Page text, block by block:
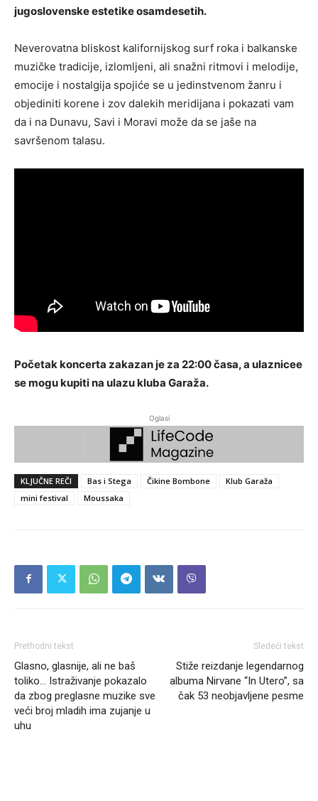
jugoslovenske estetike osamdesetih.
Neverovatna bliskost kalifornijskog surf roka i balkanske
muzičke tradicije, izlomljeni, ali snažni ritmovi i melodije,
emocije i nostalgija spojiće se u jedinstvenom žanru i
objediniti korene i zov dalekih meridijana i pokazati vam
da i na Dunavu, Savi i Moravi može da se jaše na
savršenom talasu.
Početak koncerta zakazan je za 22:00 časa, a ulaznicee
se mogu kupiti na ulazu kluba Garaža.
Oglasi
KLJUČNE REČI Bas i Stega Čikine Bombone
Klub Garaža
mini festival
Moussaka
Prethodni tekst
Glasno, glasnije, ali ne baš
toliko… Istraživanje pokazalo
da zbog preglasne muzike sve
veći broj mladih ima zujanje u
uhu
Sledeći tekst
Stiže reizdanje legendarnog
albuma Nirvane “In Utero”, sa
čak 53 neobjavljene pesme